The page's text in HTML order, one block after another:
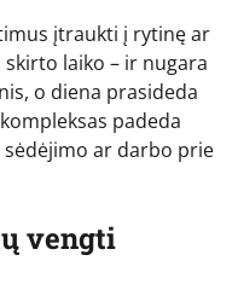
įtraukti į rytinę ar
laiko – ir nugara
o diena prasideda
padeda
ar darbo prie
vengti